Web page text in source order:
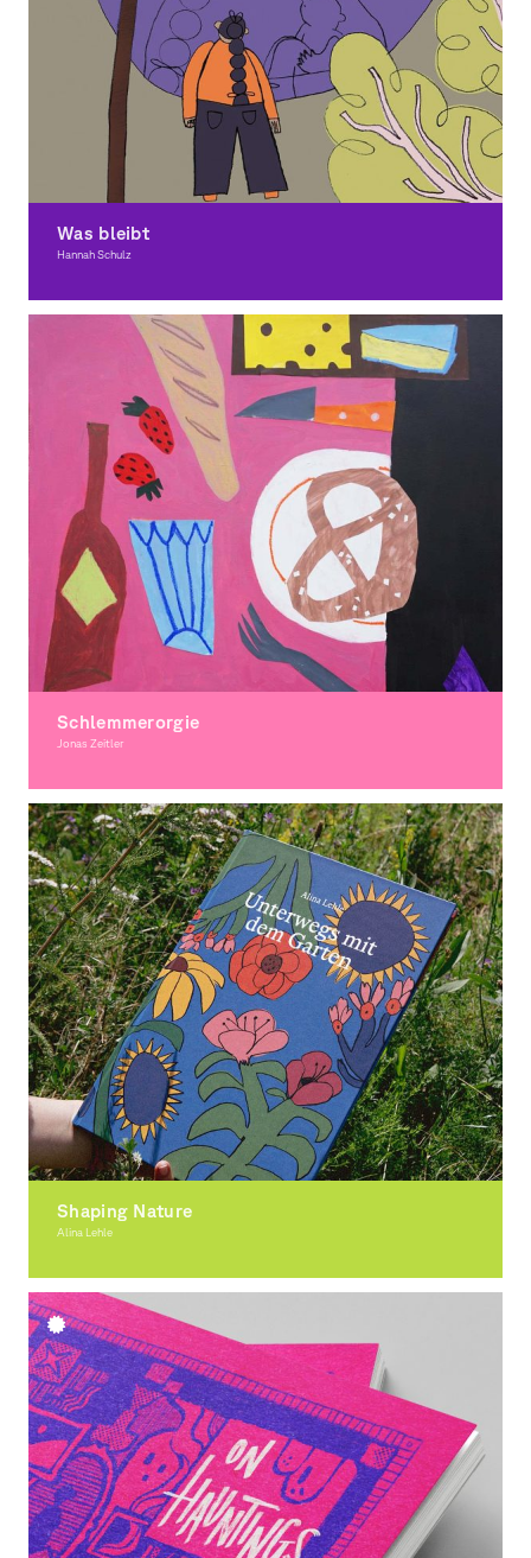
Was bleibt
Hannah Schulz
Schlemmerorgie
Jonas Zeitler
Shaping Nature
Alina Lehle